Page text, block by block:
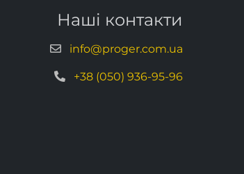
Наші контакти
info@proger.com.ua
+38 (050) 936-95-96